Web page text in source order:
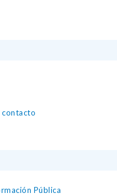
Pública